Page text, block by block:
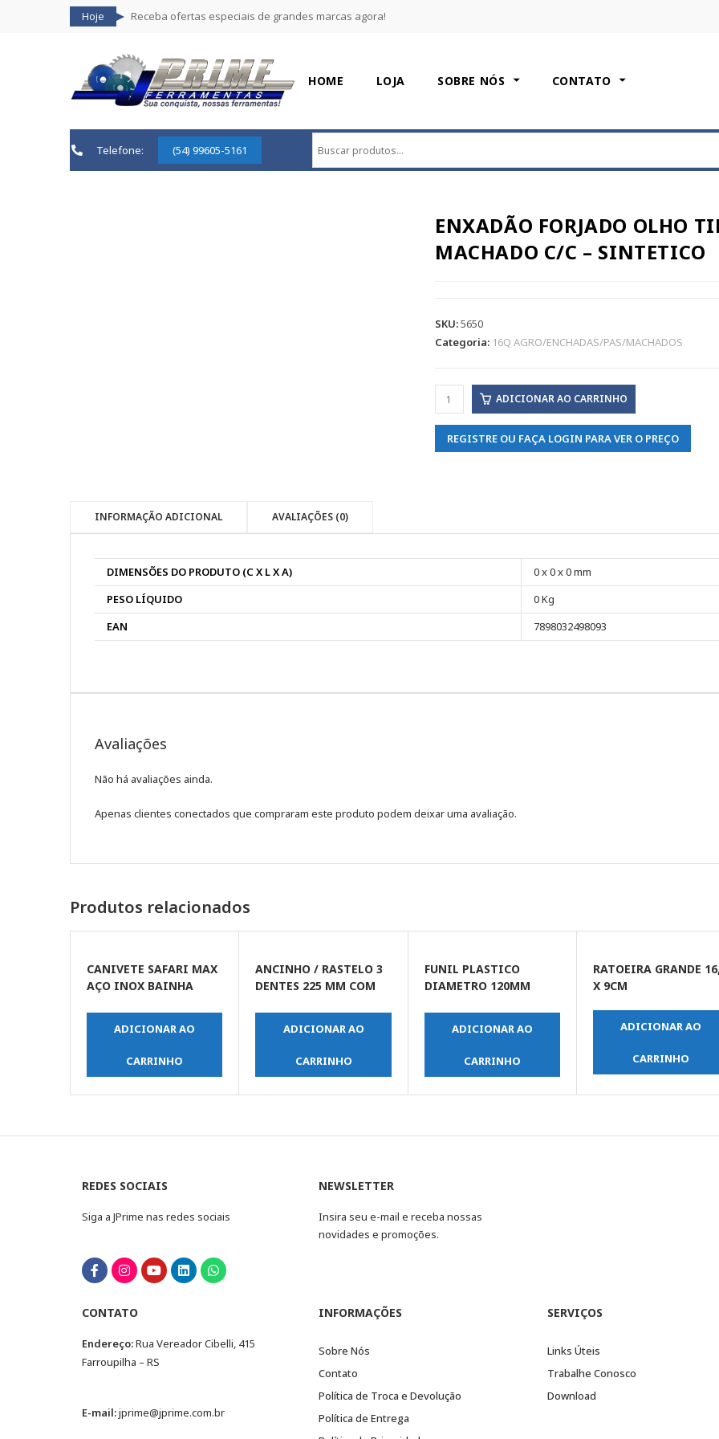
Hoje Receba ofertas especiais de grandes marcas agora!
HOME LOJA SOBRE NÓS CONTATO
Telefone: (54) 99605-5161
ENXADÃO FORJADO OLHO
MACHADO C/C – SINTETICO
SKU:5650
Categoria: 16Q AGRO/ENCHADAS/PAS/MACHADOS
ADICIONAR AO CARRINHO
REGISTRE OU FAÇA LOGIN PARA VER O PREÇO
INFORMAÇÃO ADICIONAL AVALIAÇÕES (0)
DIMENSÕES DO PRODUTO (C X L X A)
0 x 0 x 0 mm
PESO LÍQUIDO
0 Kg
EAN
7898032498093
Avaliações
Não há avaliações ainda.
Apenas clientes conectados que compraram este produto podem deixar uma avaliação.
Produtos relacionados
CANIVETE SAFARI MAX
AÇO INOX BAINHA
2,5CMADICIONAR AO
CARRINHO
ANCINHO / RASTELO 3
DENTES 225 MM COM
PLASTICO
ADICIONAR AO
CARRINHO
FUNIL PLASTICO
DIAMETRO 120MM
ADICIONAR AO
CARRINHO
RATOEIRA GRANDE
X 9CM
ADICIONAR AO
CARRINHO
REDES SOCIAIS
Siga a JPrime nas redes sociais
NEWSLETTER
Insira seu e-mail e receba nossas
novidades e promoções.
CONTATO
Endereço:Rua Vereador Cibelli, 415
Farroupilha – RS
E-mail:jprime@jprime.com.br
INFORMAÇÕES
Sobre Nós
Contato
Política de Troca e Devolução
Política de Entrega
SERVIÇOS
Links Úteis
Trabalhe Conosco
Download